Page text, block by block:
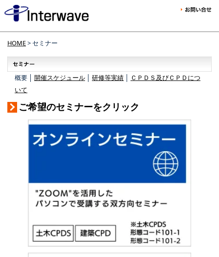
HOME> セミナー
概要 │ 開催スケジュール 研修等実績
ＣＰＤＳ及びＣＰＤにつ
いて
ご希望のセミナーをクリック